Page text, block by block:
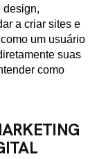
design,
a criar sites e
um usuário
suas
como